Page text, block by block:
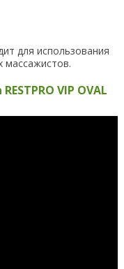
для использования
массажистов.
VIP OVAL